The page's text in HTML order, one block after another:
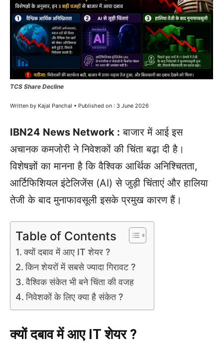
TCS Share Decline
Written by Kajal Panchal • Published on : 3 June 2026
IBN24 News Network : बाजार में आई इस
अचानक कमजोरी ने निवेशकों की चिंता बढ़ा दी है।
विशेषज्ञों का मानना है कि वैश्विक आर्थिक अनिश्चितता,
आर्टिफिशियल इंटेलिजेंस (AI) से जुड़ी चिंताएं और हालिया
तेजी के बाद मुनाफावसूली इसके प्रमुख कारण हैं।
Table of Contents
क्यों दबाव में आए IT शेयर ?
किन शेयरों में सबसे ज्यादा गिरावट ?
वैश्विक संकेत भी बने चिंता की वजह
निवेशकों के लिए क्या है संकेत ?
क्यों दबाव में आए IT शेयर ?